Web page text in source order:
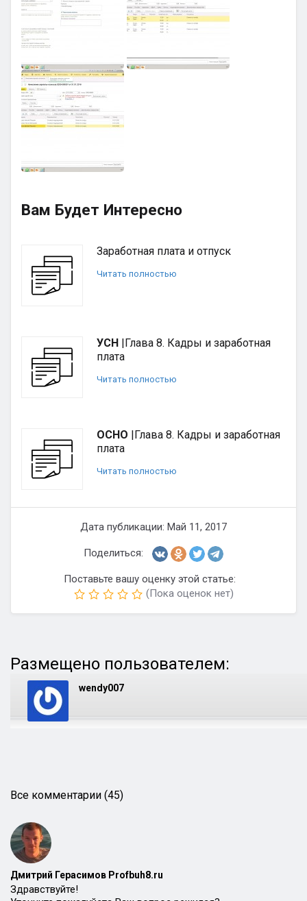
Вам Будет Интересно
Заработная плата и отпуск
Читать полностью
УСН |Глава 8. Кадры и заработная
плата
Читать полностью
ОСНО |Глава 8. Кадры и заработная
плата
Читать полностью
Дата публикации: Май 11, 2017
Поделиться:
Поставьте вашу оценку этой статье:
(Пока оценок нет)
Размещено пользователем:
wendy007
Все комментарии (45)
Дмитрий Герасимов Profbuh8.ru
Здравствуйте!